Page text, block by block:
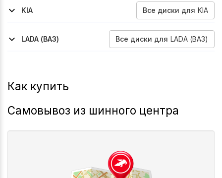
KIA Все диски для KIA
2006-2009
LADA (ВАЗ)
Все диски для LADA (ВАЗ)
Как купить
Самовывоз из шинного центра